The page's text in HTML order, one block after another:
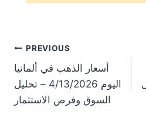
PREVIOUS
أسعار الذهب في ألمانيا
اليوم 4/13/2026 – تحليل
السوق وفرص الاستثمار